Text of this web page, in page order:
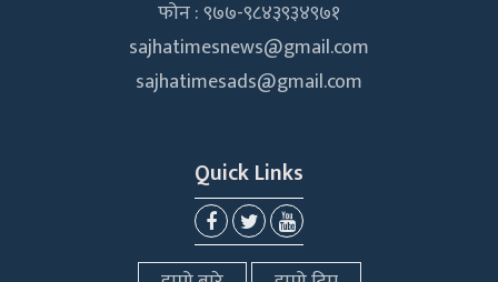
फोन : ९७७-९८४३९३४९७१
sajhatimesnews@gmail.com
sajhatimesads@gmail.com
Quick Links